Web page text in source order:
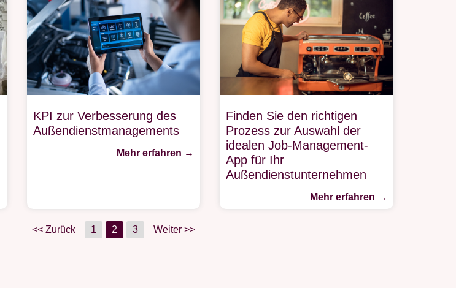
KPI zur Verbesserung des
Außendienstmanagements
Mehr erfahren →
Finden Sie den richtigen
Prozess zur Auswahl der
idealen Job-Management-
App für Ihr
Außendienstunternehmen
Mehr erfahren →
<< Zurück 1 2 3 Weiter >>